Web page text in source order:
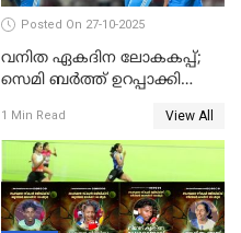
Posted On 27-10-2025
വനിത ഏകദിന ലോകകപ്പ്;
സെമി ബര്‍ത്ത് ഉറപ്പാക്കി
1 Min Read View All